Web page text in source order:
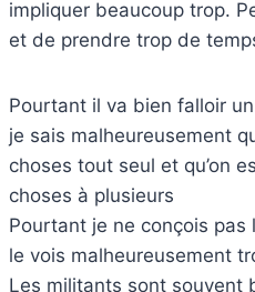
impliquer beaucoup trop.
et de prendre trop de
Pourtant il va bien falloir
je sais malheureusement
choses tout seul et qu’on
choses à plusieurs
Pourtant je ne conçois
le vois malheureusement
Les militants sont souvent